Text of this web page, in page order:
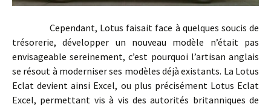
Cependant, Lotus faisait face à quelques soucis de
trésorerie, développer un nouveau modèle n’était pas
envisageable sereinement, c’est pourquoi l’artisan anglais
se résout à moderniser ses modèles déjà existants. La Lotus
Eclat devient ainsi Excel, ou plus précisément Lotus Eclat
Excel, permettant vis à vis des autorités britanniques de